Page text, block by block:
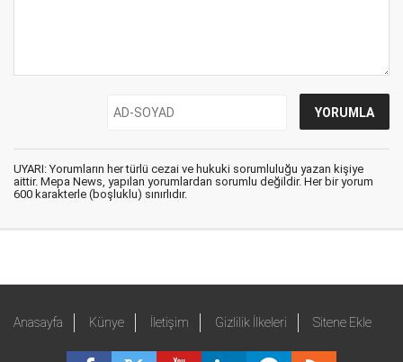
UYARI: Yorumların her türlü cezai ve hukuki sorumluluğu yazan kişiye
aittir. Mepa News, yapılan yorumlardan sorumlu değildir. Her bir yorum
600 karakterle (boşluklu) sınırlıdır.
Anasayfa Künye İletişim Gizlilik İlkeleri Sitene Ekle